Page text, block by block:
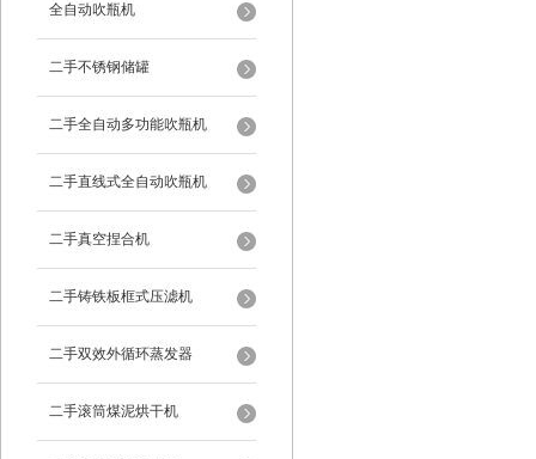
全自动吹瓶机
二手不锈钢储罐
二手全自动多功能吹瓶机
二手直线式全自动吹瓶机
二手真空捏合机
二手铸铁板框式压滤机
二手双效外循环蒸发器
二手滚筒煤泥烘干机